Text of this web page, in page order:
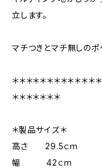
立します。
マチつきとマチ無しのポ
＊＊＊＊＊＊＊＊＊＊＊＊
＊＊＊＊＊＊＊
＊製品サイズ＊
高さ 29.5ｃｍ
幅 42ｃｍ